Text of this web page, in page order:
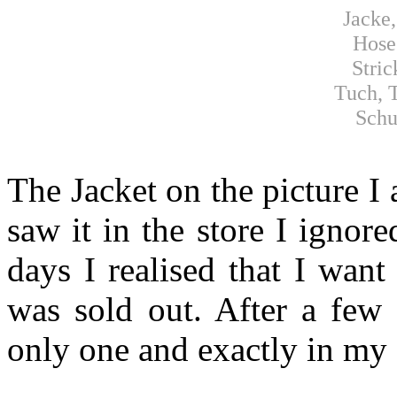
Tuch,
The Jacket on the picture
saw it in the store I
days I realised that I
was sold out. After a few
only one and exactly in my